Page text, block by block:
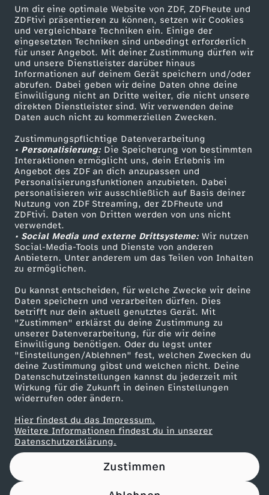
Um dir eine optimale Website von ZDF, ZDFheute und
ZDFtivi präsentieren zu können, setzen wir Cookies
und vergleichbare Techniken ein. Einige der
eingesetzten Techniken sind unbedingt erforderlich
für unser Angebot. Mit deiner Zustimmung dürfen wir
und unsere Dienstleister darüber hinaus
Informationen auf deinem Gerät speichern und/oder
abrufen. Dabei geben wir deine Daten ohne deine
Einwilligung nicht an Dritte weiter, die nicht unsere
direkten Dienstleister sind. Wir verwenden deine
Daten auch nicht zu kommerziellen Zwecken.
Zustimmungspflichtige Datenverarbeitung
• Personalisierung:Die Speicherung von bestimmten
Interaktionen ermöglicht uns, dein Erlebnis im
Angebot des ZDF an dich anzupassen und
Personalisierungsfunktionen anzubieten. Dabei
personalisieren wir ausschließlich auf Basis deiner
Nutzung von ZDF Streaming, der ZDFheute und
ZDFtivi. Daten von Dritten werden von uns nicht
verwendet.
• Social Media und externe Drittsysteme:Wir nutzen
Social-Media-Tools und Dienste von anderen
Anbietern. Unter anderem um das Teilen von Inhalten
zu ermöglichen.
Du kannst entscheiden, für welche Zwecke wir deine
Daten speichern und verarbeiten dürfen. Dies
betrifft nur dein aktuell genutztes Gerät. Mit
"Zustimmen" erklärst du deine Zustimmung zu
unserer Datenverarbeitung, für die wir deine
Einwilligung benötigen. Oder du legst unter
"Einstellungen/Ablehnen" fest, welchen Zwecken du
deine Zustimmung gibst und welchen nicht. Deine
Datenschutzeinstellungen kannst du jederzeit mit
Wirkung für die Zukunft in deinen Einstellungen
widerrufen oder ändern.
Hier findest du das Impressum.
Weitere Informationen findest du in unserer
Datenschutzerklärung.
Zustimmen
V
S
.
L
I
L
K
L
E
I
N
E
&
R
O
N
Mehr ZDF
ZDF-Apps
Smart TV
ZDFtext
Livestreams
Sendungen A-Z
TV-Programm
Service
ZDFmitreden
Kontakt zum ZDF
Tickets
Zuschauerservice
Hilfe
ZDF Unternehmen
Karriere
ZDF goes Schule
Werbefernsehen
Mainzelmännchen
Partner